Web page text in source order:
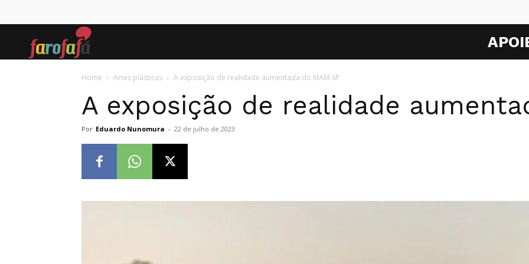
Home Artes plásticas A exposição de realidade aumentada do MAM-SP
A exposição de realidade
Por Eduardo Nunomura - 22 de julho de 2023